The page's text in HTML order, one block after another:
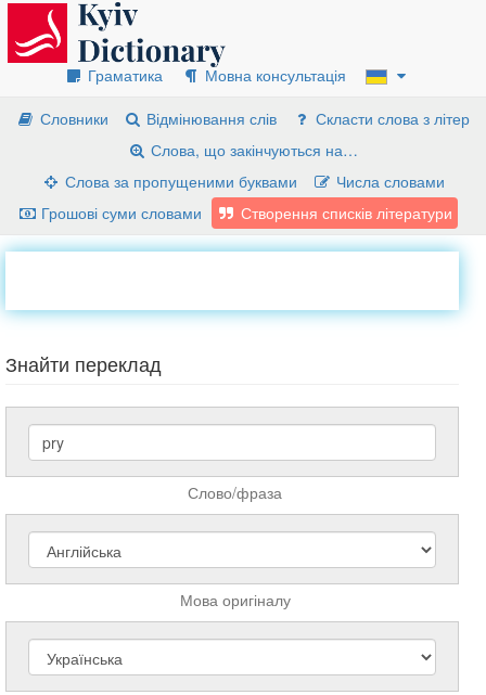
Граматика
Мовна консультація
Словники
Відмінювання слів
Скласти слова з літер
Слова, що закінчуються на…
Слова за пропущеними буквами
Числа словами
Грошові суми словами
Створення списків літератури
Знайти переклад
Слово/фраза
Мова оригіналу